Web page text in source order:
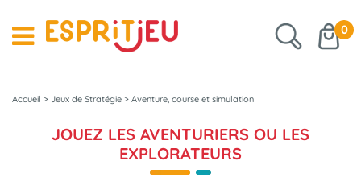
0
Accueil > Jeux de Stratégie > Aventure, course et simulation
JOUEZ LES AVENTURIERS OU LES
EXPLORATEURS